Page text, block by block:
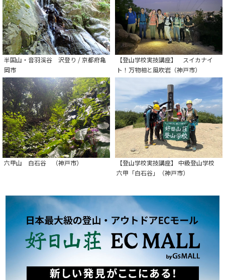
半国山・音羽渓谷 沢登り / 京都府亀
岡市
【登山学校実技講座】 スイカナイ
ト！万物相と風吹岩（神戸市）
六甲山 白石谷 （神戸市）
【登山学校実技講座】 中級登山学校
六甲「白石谷」（神戸市）